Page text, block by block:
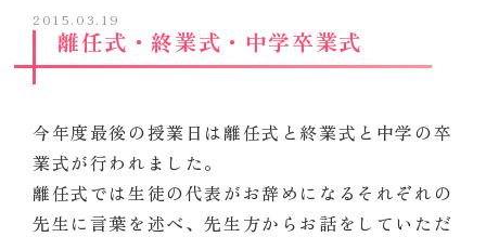
2015.03.19
離任式・終業式・中学卒業式
今年度最後の授業日は離任式と終業式と中学の卒
業式が行われました。
離任式では生徒の代表がお辞めになるそれぞれの
先生に言葉を述べ、先生方からお話をしていただ